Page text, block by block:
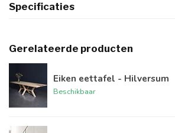
Specificaties
Gerelateerde producten
Eiken eettafel - Hilversum
Beschikbaar